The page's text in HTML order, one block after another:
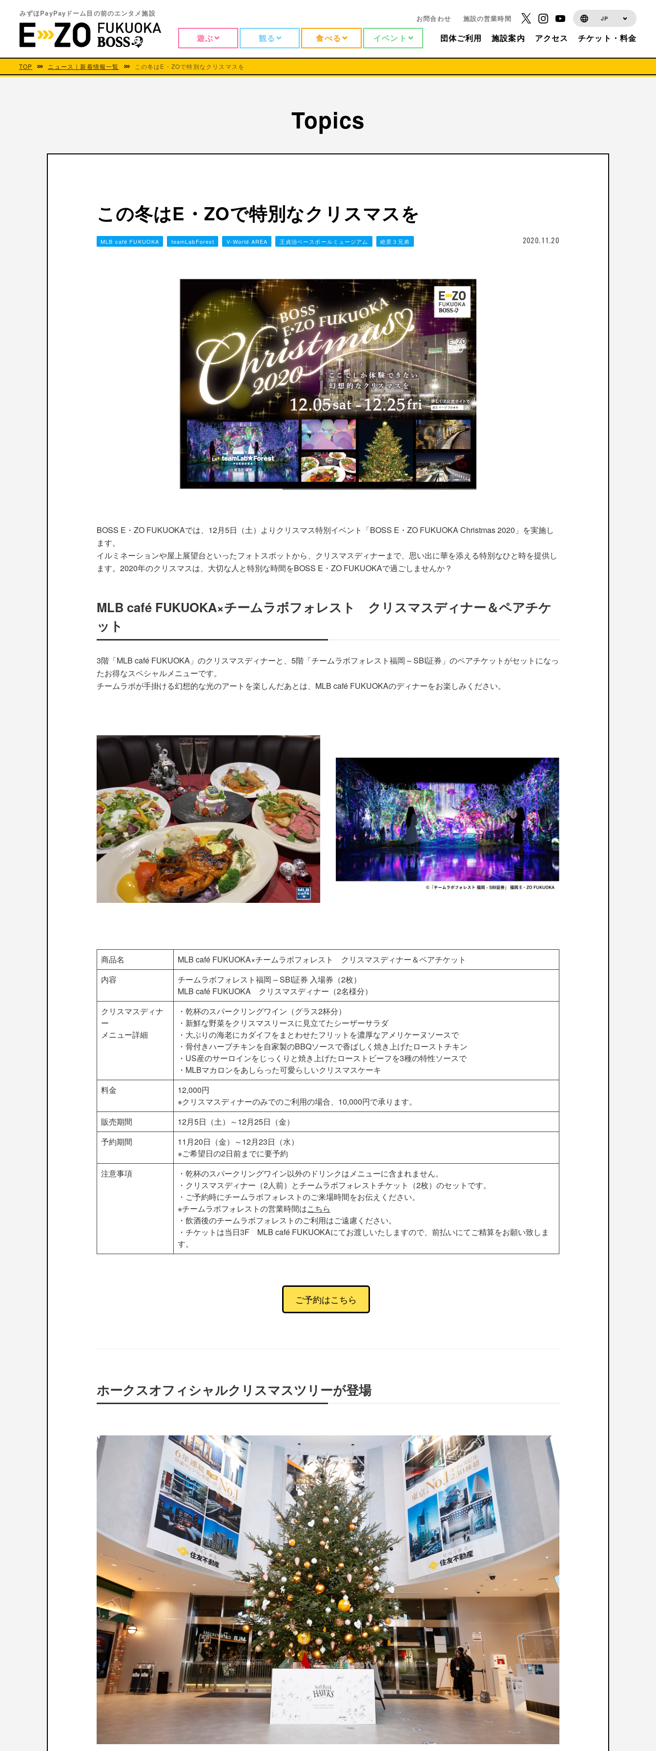
みずほPayPayドーム目の前のエンタメ施設
お問合わせ 施設の営業時間 JP
遊ぶ 観る 食べる イベント 団体ご利用 施設案内 アクセス チケット・料金
TOP ニュース｜新着情報一覧 この冬はE・ZOで特別なクリスマスを
Topics
この冬はE・ZOで特別なクリスマスを
MLB café FUKUOKA teamLabForest V-World AREA 王貞治ベースボールミュージアム 絶景３兄弟 2020.11.20
BOSS E・ZO FUKUOKAでは、12月5日（土）よりクリスマス特別イベント「BOSS E・ZO FUKUOKA Christmas 2020」を実施し
ます。
イルミネーションや屋上展望台といったフォトスポットから、クリスマスディナーまで、思い出に華を添える特別なひと時を提供し
ます。2020年のクリスマスは、大切な人と特別な時間をBOSS E・ZO FUKUOKAで過ごしませんか？
MLB café FUKUOKA×チームラボフォレスト クリスマスディナー＆ペアチケ
ット
3階「MLB café FUKUOKA」のクリスマスディナーと、5階「チームラボフォレスト福岡 – SBI証券」のペアチケットがセットになっ
たお得なスペシャルメニューです。
チームラボが手掛ける幻想的な光のアートを楽しんだあとは、MLB café FUKUOKAのディナーをお楽しみください。
商品名
MLB café FUKUOKA×チームラボフォレスト クリスマスディナー＆ペアチケット
内容
チームラボフォレスト福岡 – SBI証券 入場券（2枚）
MLB café FUKUOKA クリスマスディナー（2名様分）
クリスマスディナ
ー
メニュー詳細
・乾杯のスパークリングワイン（グラス2杯分）
・新鮮な野菜をクリスマスリースに見立てたシーザーサラダ
・大ぶりの海老にカダイフをまとわせたフリットを濃厚なアメリケーヌソースで
・骨付きハーブチキンを自家製のBBQソースで香ばしく焼き上げたローストチキン
・US産のサーロインをじっくりと焼き上げたローストビーフを3種の特性ソースで
・MLBマカロンをあしらった可愛らしいクリスマスケーキ
料金
12,000円
※クリスマスディナーのみでのご利用の場合、10,000円で承ります。
販売期間
12月5日（土）～12月25日（金）
予約期間
11月20日（金）～12月23日（水）
※ご希望日の2日前までに要予約
注意事項
・乾杯のスパークリングワイン以外のドリンクはメニューに含まれません。
・クリスマスディナー（2人前）とチームラボフォレストチケット（2枚）のセットです。
・ご予約時にチームラボフォレストのご来場時間をお伝えください。
※チームラボフォレストの営業時間はこちら
・飲酒後のチームラボフォレストのご利用はご遠慮ください。
・チケットは当日3F MLB café FUKUOKAにてお渡しいたしますので、前払いにてご精算をお願い致しま
す。
ご予約はこちら
ホークスオフィシャルクリスマスツリーが登場